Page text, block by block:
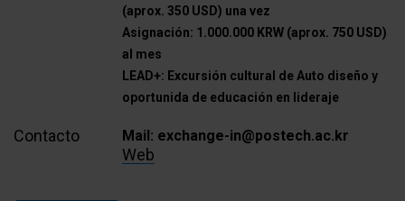
(aprox. 350 USD) una vez
Asignación: 1.000.000 KRW (aprox. 750 USD)
al mes
LEAD+: Excursión cultural de Auto diseño y
oportunida de educación en lideraje
Contacto Mail: exchange-in@postech.ac.kr
Web